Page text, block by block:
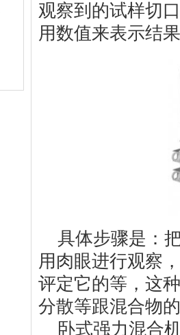
观察到的试样切
用数值来表示结
具体步骤是：
用肉眼进行观察
评定它的等，这
分散等跟混合物
卧式强力混合